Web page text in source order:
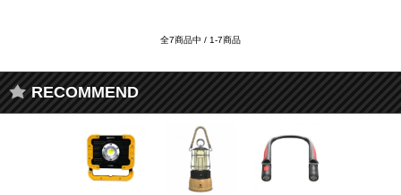
全7商品中 / 1-7商品
RECOMMEND